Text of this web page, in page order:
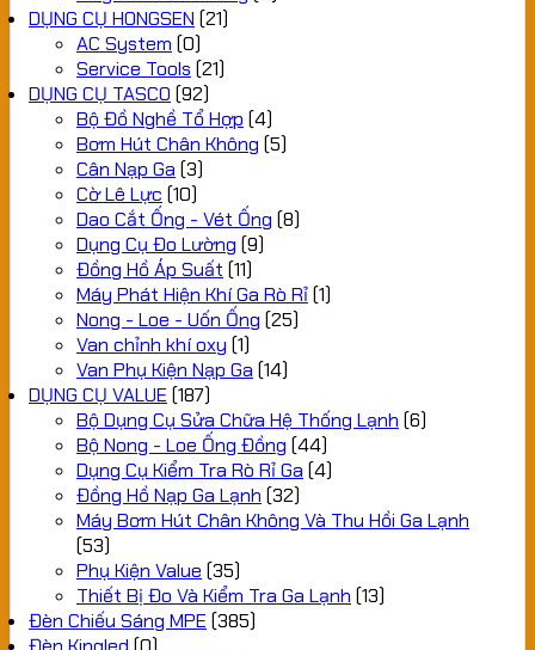
DỤNG CỤ HONGSEN (21)
AC System (0)
Service Tools (21)
DỤNG CỤ TASCO (92)
Bộ Đồ Nghề Tổ Hợp (4)
Bơm Hút Chân Không (5)
Cân Nạp Ga (3)
Cờ Lê Lực (10)
Dao Cắt Ống - Vét Ống (8)
Dụng Cụ Đo Lường (9)
Đồng Hồ Áp Suất (11)
Máy Phát Hiện Khí Ga Rò Rỉ(1)
Nong - Loe - Uốn Ống (25)
Van chỉnh khí oxy (1)
Van Phụ Kiện Nạp Ga (14)
DỤNG CỤ VALUE (187)
Bộ Dụng Cụ Sửa Chữa Hệ Thống Lạnh (6)
Bộ Nong - Loe Ống Đồng (44)
Dụng Cụ Kiểm Tra Rò Rỉ Ga (4)
Đồng Hồ Nạp Ga Lạnh (32)
Máy Bơm Hút Chân Không Và Thu Hồi Ga Lạnh
(53)
Phụ Kiện Value (35)
Thiết Bị Đo Và Kiểm Tra Ga Lạnh (13)
Đèn Chiếu Sáng MPE (385)